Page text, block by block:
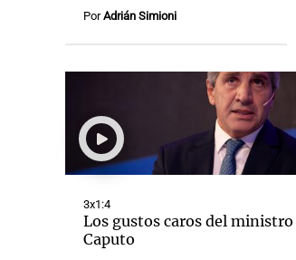
PorAdrián Simioni
3x1:4
Los gustos caros del ministro
Caputo